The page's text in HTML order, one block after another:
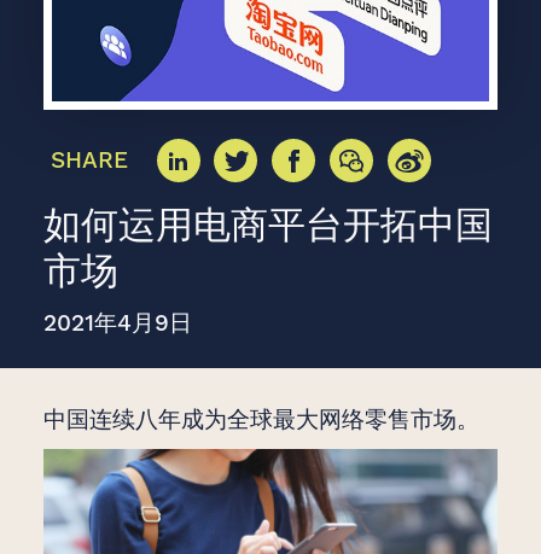
SHARE
如何运用电商平台开拓中国
市场
2021年4月9日
中国连续八年成为全球最大网络零售市场。